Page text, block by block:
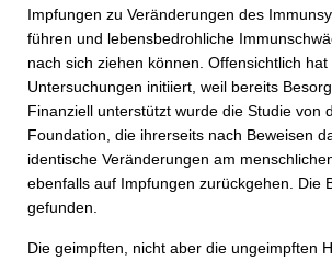
Impfungen zu Veränderungen des
führen und lebensbedrohliche
nach sich ziehen können. Offensichtlich
Untersuchungen initiiert, weil bereits
Finanziell unterstützt wurde die Studie von
Foundation, die ihrerseits nach Beweisen
identische Veränderungen am
ebenfalls auf Impfungen zurückgehen. Die
gefunden.
Die geimpften, nicht aber die ungeimpften